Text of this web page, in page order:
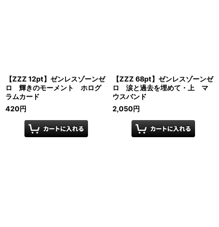
【ZZZ 12pt】ゼンレスゾーンゼ
ロ 輝きのモーメント ホログ
ラムカード
420円
【ZZZ 68pt】ゼンレスゾーンゼ
ロ 涙と過去を埋めて・上 マ
ウスバンド
2,050円